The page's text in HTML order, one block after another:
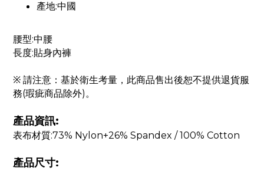
產地:中國
腰型:中腰
長度:貼身內褲
※ 請注意：基於衛生考量，此商品售出後恕不提供退貨服
務(瑕疵商品除外)。
產品資訊:
表布材質:73% Nylon+26% Spandex / 100% Cotton
產品尺寸: